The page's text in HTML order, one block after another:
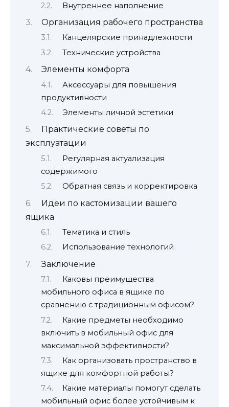
Внутреннее наполнение
Организация рабочего пространства
Канцелярские принадлежности
Технические устройства
Элементы комфорта
Аксессуары для повышения
продуктивности
Элементы личной эстетики
Практические советы по
эксплуатации
Регулярная актуализация
содержимого
Обратная связь и корректировка
Идеи по кастомизации вашего
ящика
Тематика и стиль
Использование технологий
Заключение
Каковы преимущества
мобильного офиса в ящике по
сравнению с традиционным офисом?
Какие предметы необходимо
включить в мобильный офис для
максимальной эффективности?
Как организовать пространство в
ящике для комфортной работы?
Какие материалы помогут сделать
мобильный офис более устойчивым к